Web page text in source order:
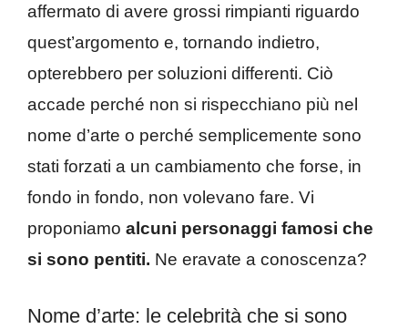
affermato di avere grossi rimpianti riguardo
quest’argomento e, tornando indietro,
opterebbero per soluzioni differenti. Ciò
accade perché non si rispecchiano più nel
nome d’arte o perché semplicemente sono
stati forzati a un cambiamento che forse, in
fondo in fondo, non volevano fare. Vi
proponiamo alcuni personaggi famosi che
si sono pentiti. Ne eravate a conoscenza?
Nome d’arte: le celebrità che si sono